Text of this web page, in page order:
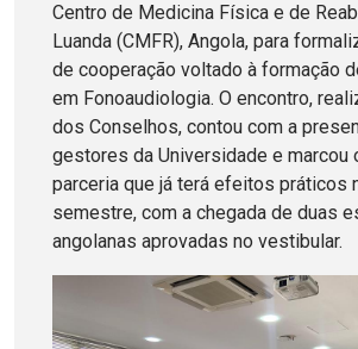
Centro de Medicina Física e de
Luanda (CMFR), Angola, para
de cooperação voltado à formação
em Fonoaudiologia. O encontro,
dos Conselhos, contou com a
gestores da Universidade e marcou
parceria que já terá efeitos práticos
semestre, com a chegada de duas
angolanas aprovadas no vestibular.